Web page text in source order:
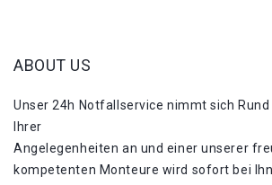
ABOUT US
Unser 24h Notfallservice nimmt sich Rund
Ihrer
Angelegenheiten an und einer unserer
kompetenten Monteure wird sofort bei